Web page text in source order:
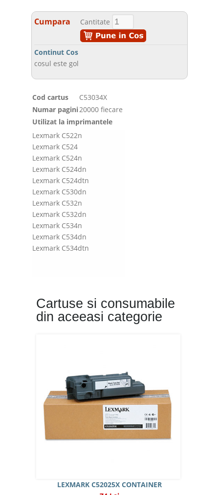
Cumpara Cantitate
Continut Cos
cosul este gol
Cod cartus
C53034X
Numar pagini20000 fiecare
Utilizat la imprimantele
Lexmark C522n
Lexmark C524
Lexmark C524n
Lexmark C524dn
Lexmark C524dtn
Lexmark C530dn
Lexmark C532n
Lexmark C532dn
Lexmark C534n
Lexmark C534dn
Lexmark C534dtn
Cartuse si consumabile
din aceeasi categorie
LEXMARK C52025X CONTAINER